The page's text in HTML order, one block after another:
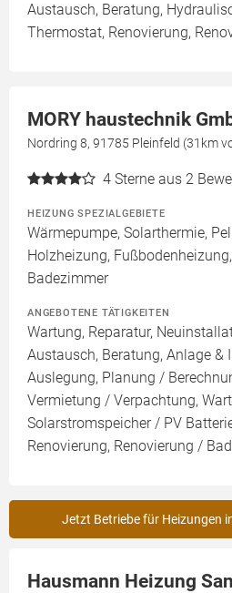
Austausch, Beratung,
Thermostat, Renovierung,
MORY haustechnik
Nordring 8, 91785 Pleinfeld (31km
4 Sterne aus 2
HEIZUNG SPEZIALGEBIETE
Wärmepumpe, Solarthermie,
Holzheizung,
Badezimmer
ANGEBOTENE TÄTIGKEITEN
Wartung, Reparatur,
Austausch, Beratung, Anlage
Auslegung, Planung /
Vermietung / Verpachtung,
Solarstromspeicher / PV
Renovierung, Renovierung /
Jetzt Betriebe für Heizungen
Hausmann Heizung